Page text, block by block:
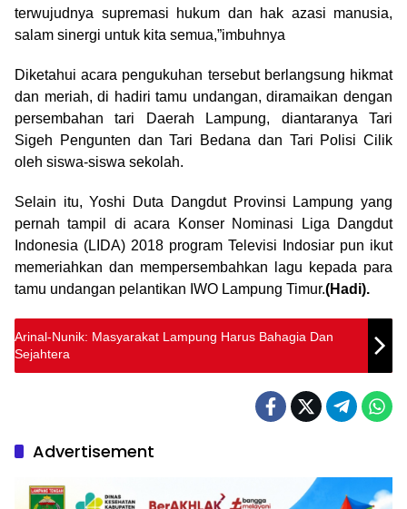
terwujudnya supremasi hukum dan hak azasi manusia,
salam sinergi untuk kita semua,”imbuhnya
Diketahui acara pengukuhan tersebut berlangsung hikmat
dan meriah, di hadiri tamu undangan, diramaikan dengan
persembahan tari Daerah Lampung, diantaranya Tari
Sigeh Pengunten dan Tari Bedana dan Tari Polisi Cilik
oleh siswa-siswa sekolah.
Selain itu, Yoshi Duta Dangdut Provinsi Lampung yang
pernah tampil di acara Konser Nominasi Liga Dangdut
Indonesia (LIDA) 2018 program Televisi Indosiar pun ikut
memeriahkan dan mempersembahkan lagu kepada para
tamu undangan pelantikan IWO Lampung Timur.(Hadi).
Arinal-Nunik: Masyarakat Lampung Harus Bahagia Dan
Sejahtera
Advertisement